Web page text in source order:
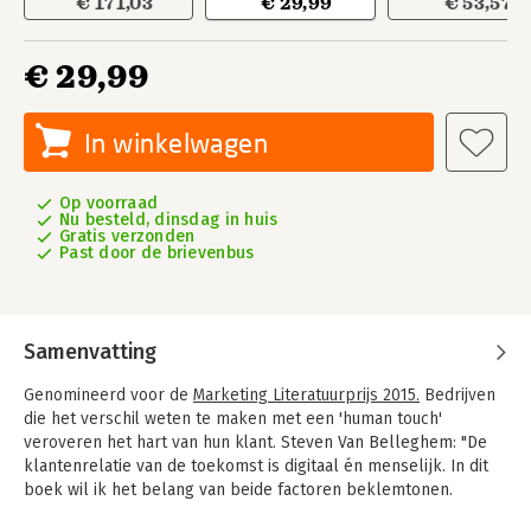
€ 29,99
In winkelwagen
Op voorraad
Nu besteld, dinsdag in huis
Gratis verzonden
Past door de brievenbus
Samenvatting
Genomineerd voor de Marketing Literatuurprijs 2015. Bedrijven
die het verschil weten te maken met een 'human touch'
veroveren het hart van hun klant. Steven Van Belleghem: "De
klantenrelatie van de toekomst is digitaal én menselijk. In dit
boek wil ik het belang van beide factoren beklemtonen.